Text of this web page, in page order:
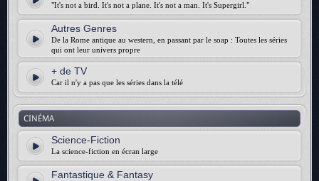
"It's not a bird. It's not a plane. It's not a man. It's Supergirl."
Autres Genres
De la Rome antique au western, en passant par le soap : Toutes les séries
qui ont leur univers propre
+ de TV
Car il n'y a pas que les séries dans la télé
CINÉMA
Science-Fiction
La science-fiction en écran large
Fantastique & Fantasy